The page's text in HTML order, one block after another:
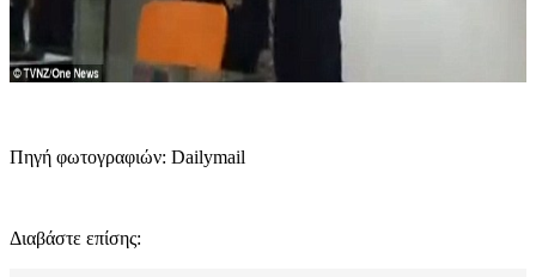
Πηγή φωτογραφιών: Dailymail
Διαβάστε επίσης: